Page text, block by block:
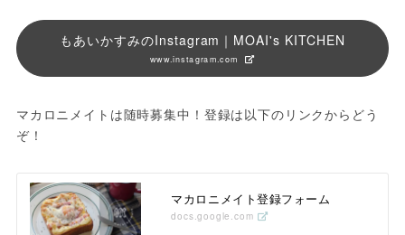
もあいかすみのInstagram｜MOAI's KITCHEN
www.instagram.com
マカロニメイトは随時募集中！登録は以下のリンクからどう
ぞ！
マカロニメイト登録フォーム
docs.google.com